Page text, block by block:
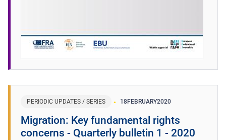
PERIODIC UPDATES / SERIES 18FEBRUARY2020
Migration: Key fundamental rights
concerns - Quarterly bulletin 1 - 2020